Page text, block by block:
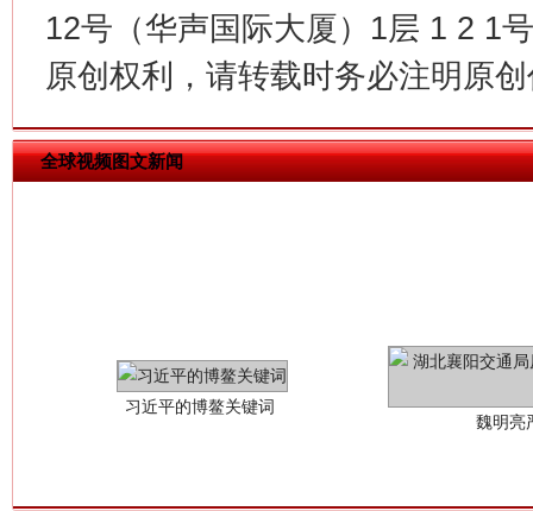
12号（华声国际大厦）1层 1 2 1
原创权利，请转载时务必注明原
全球视频图文新闻